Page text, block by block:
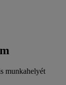
munkahelyét